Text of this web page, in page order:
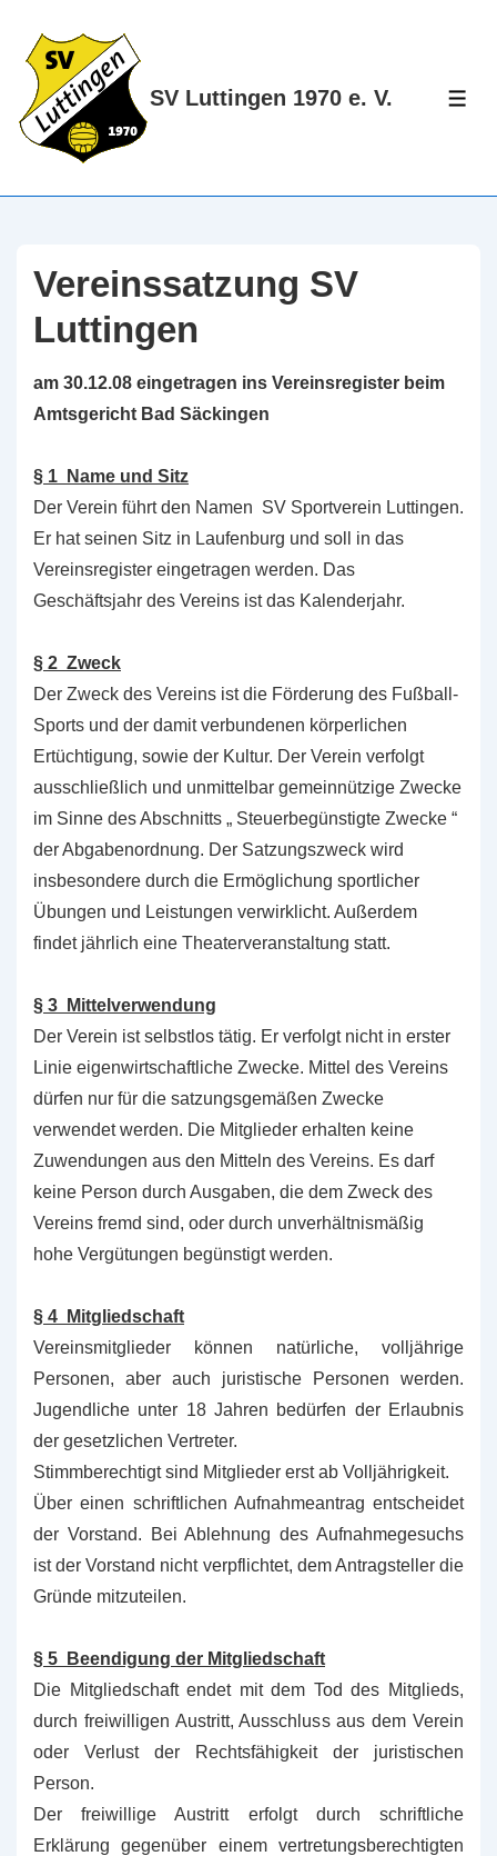
Zum
Inhalt
SV Luttingen 1970 e. V.
Vereinssatzung SV
Luttingen
am 30.12.08 eingetragen ins Vereinsregister beim
Amtsgericht Bad Säckingen
§ 1 Name und Sitz
Der Verein führt den Namen SV Sportverein Luttingen.
Er hat seinen Sitz in Laufenburg und soll in das
Vereinsregister eingetragen werden. Das
Geschäftsjahr des Vereins ist das Kalenderjahr.
§ 2 Zweck
Der Zweck des Vereins ist die Förderung des Fußball-
Sports und der damit verbundenen körperlichen
Ertüchtigung, sowie der Kultur. Der Verein verfolgt
ausschließlich und unmittelbar gemeinnützige Zwecke
im Sinne des Abschnitts „ Steuerbegünstigte Zwecke “
der Abgabenordnung. Der Satzungszweck wird
insbesondere durch die Ermöglichung sportlicher
Übungen und Leistungen verwirklicht. Außerdem
findet jährlich eine Theaterveranstaltung statt.
§ 3 Mittelverwendung
Der Verein ist selbstlos tätig. Er verfolgt nicht in erster
Linie eigenwirtschaftliche Zwecke. Mittel des Vereins
dürfen nur für die satzungsgemäßen Zwecke
verwendet werden. Die Mitglieder erhalten keine
Zuwendungen aus den Mitteln des Vereins. Es darf
keine Person durch Ausgaben, die dem Zweck des
Vereins fremd sind, oder durch unverhältnismäßig
hohe Vergütungen begünstigt werden.
§ 4 Mitgliedschaft
Vereinsmitglieder können natürliche, volljährige
Personen, aber auch juristische Personen werden.
Jugendliche unter 18 Jahren bedürfen der Erlaubnis
der gesetzlichen Vertreter.
Stimmberechtigt sind Mitglieder erst ab Volljährigkeit.
Über einen schriftlichen Aufnahmeantrag entscheidet
der Vorstand. Bei Ablehnung des Aufnahmegesuchs
ist der Vorstand nicht verpflichtet, dem Antragsteller die
Gründe mitzuteilen.
§ 5 Beendigung der Mitgliedschaft
Die Mitgliedschaft endet mit dem Tod des Mitglieds,
durch freiwilligen Austritt, Ausschluss aus dem Verein
oder Verlust der Rechtsfähigkeit der juristischen
Person.
Der freiwillige Austritt erfolgt durch schriftliche
Erklärung gegenüber einem vertretungsberechtigten